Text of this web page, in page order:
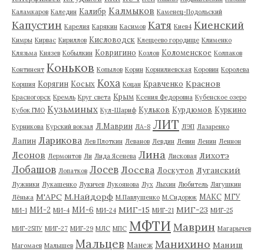
Каламкаров Каледин Калибр Калмыков Каменец-Подольский
Капустин Карелия Карякин Касимов Катя Киев4 Киенский
Кимры Кирвас Кириллов Кисловодск Клещеево городище Клименко
Клязьма Князев Кобылкин Ковригино Козлов Коломенское Колпаков
Континент Коньков Копылов Корин Корнилиевская Коровин Королева
Коршия Корягин Косых Коха Коцан Кравченко Краснов
Красногорск Кремль Круг света Крым Ксения Федоровна Кубенское озеро
Кубок ГМО Кузьминых Кул-Шариф Кульков Курдюмов Куркино
Курникова Курский вокзал Л.Маврин ЛА-8 ЛИТ ЛЭП Лазаренко
Лапин Ларикова Лев Плоткин Леванов Левдин Левин Ленин Леннон
Леонов Лермонтов Ли Лида Ясенева Лина Лисковая Лихотэ
Лобашов Лопатков Лосев Лосева Лоскутов Луганский
Лужники Лукашенко Лукичев Лукоянова Лух Лыхин Любитель Лягушкин
Лёнька М'АРС М.Найдорф М.Павлушенко М.Сидорюк МАКС МГУ
МИ-1 МИ-2 МИ-4 МИ-6 МИ-24 МИГ-15 МИГ-21 МИГ-23 МИГ-25
МИГ-25ПУ МИГ-27 МИГ-29 МЛС МПС МФТИ Маврин Магарычев
Магомаев Малышев Мальцев Манеж Манихино Маниш